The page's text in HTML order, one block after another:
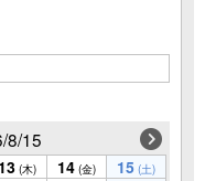
8/15
13 (木) 14 (金) 15 (土)